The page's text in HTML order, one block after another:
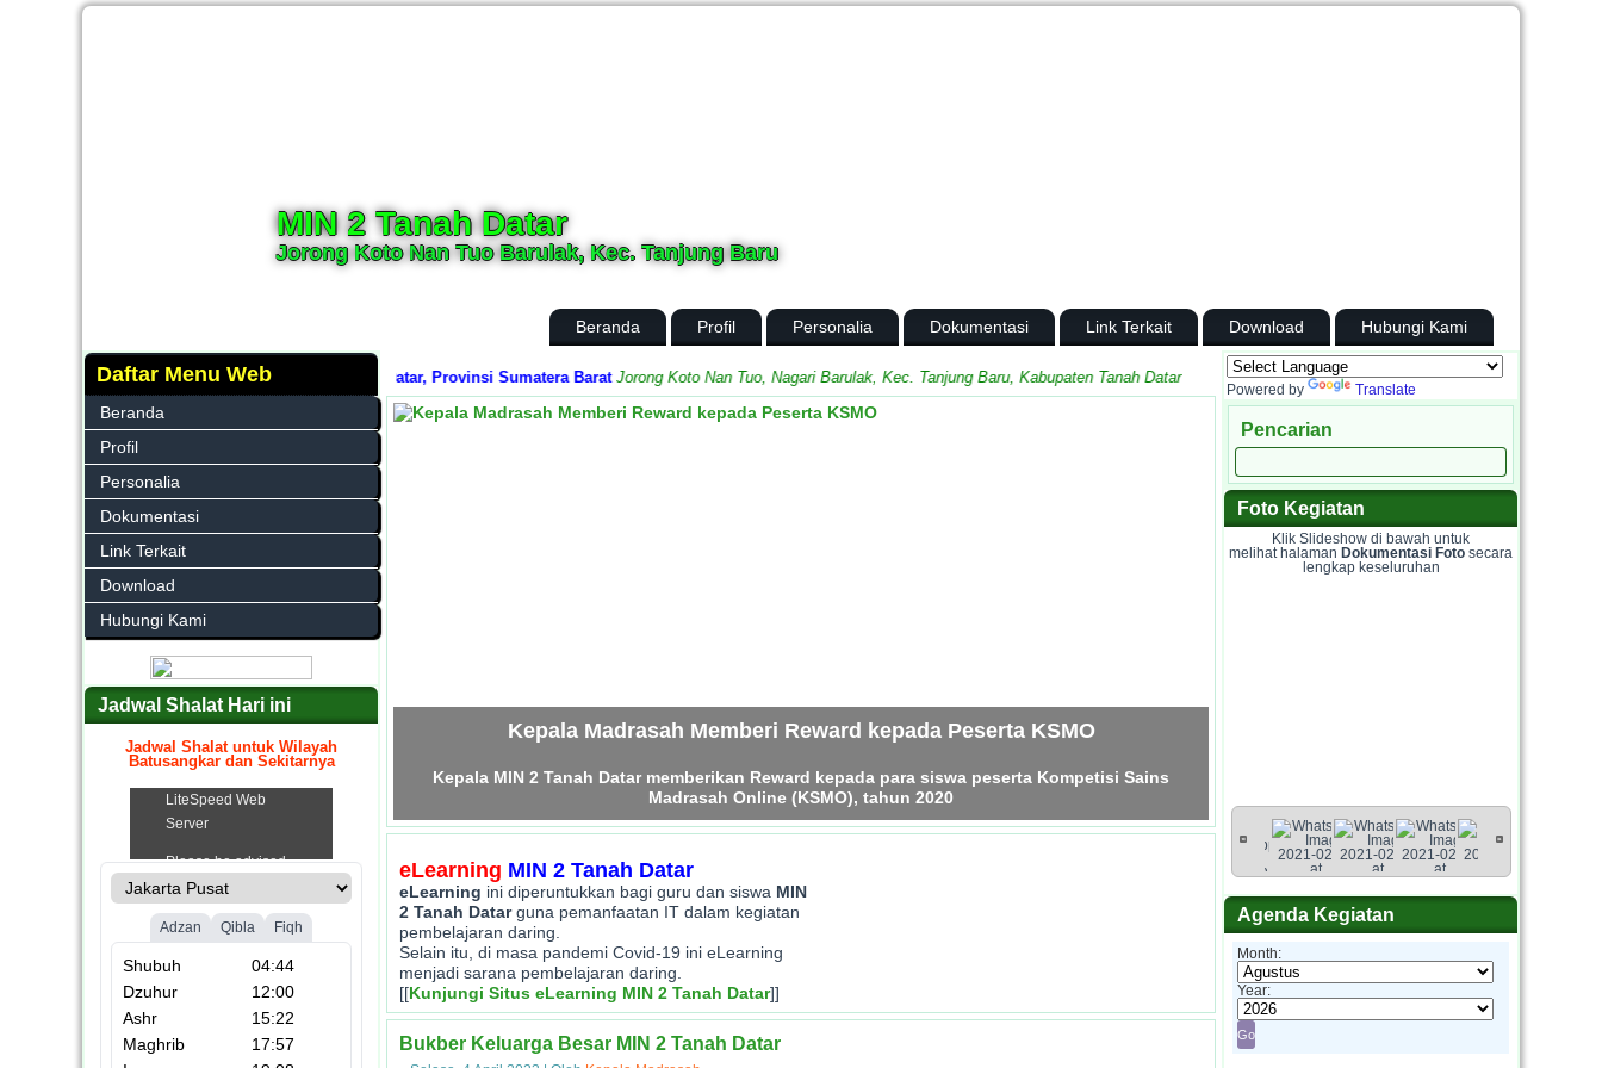
MIN 2 Tanah Datar
Jorong Koto Nan Tuo Barulak, Kec. Tanjung Baru
Beranda Profil Personalia Dokumentasi Link Terkait Download Hubungi Kami
Daftar Menu Web
Beranda
Profil
Personalia
Dokumentasi
Link Terkait
Download
Hubungi Kami
Jadwal Shalat Hari ini
Jadwal Shalat untuk Wilayah
Batusangkar dan Sekitarnya
Negeri (MIN) 2 Tanah Datar, Kabupaten Tanah Datar, Provinsi Sumatera Barat Jorong Koto Nan Tuo, Nagari Barulak, Kec. Tanjung Baru, Kabupaten Tanah Datar
Kepala Madrasah Memberi Reward kepada Peserta KSMO
Kepala MIN 2 Tanah Datar memberikan Reward kepada para siswa peserta Kompetisi Sains
Madrasah Online (KSMO), tahun 2020
eLearning MIN 2 Tanah Datar
eLearning ini diperuntukkan bagi guru dan siswa MIN
2 Tanah Datarguna pemanfaatan IT dalam kegiatan
pembelajaran daring.
Selain itu, di masa pandemi Covid-19 ini eLearning
menjadi sarana pembelajaran daring.
[[Kunjungi Situs eLearning MIN 2 Tanah Datar]]
Bukber Keluarga Besar MIN 2 Tanah Datar
Powered by Translate
Pencarian
Foto Kegiatan
Klik Slideshow di bawah untuk
melihat halaman Dokumentasi Foto secara
lengkap keseluruhan
Agenda Kegiatan
Month:
Year: